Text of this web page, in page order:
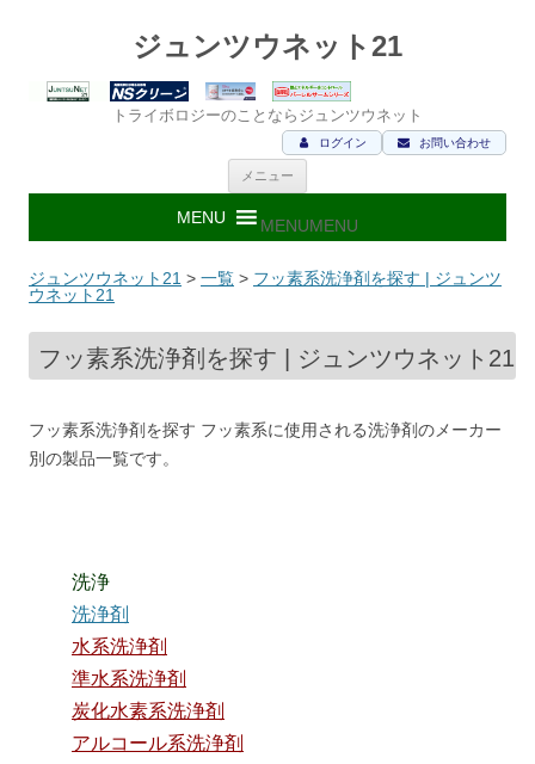
ジュンツウネット21
トライボロジーのことならジュンツウネット
お問い合わせ
ログイン
メニュー
ン
ツ
ス
キ
MENUMENU
ジュンツウネット21 > 一覧 > フッ素系洗浄剤を探す | ジュンツ
ウネット21
フッ素系洗浄剤を探す | ジュンツウネット21
フッ素系洗浄剤を探す フッ素系に使用される洗浄剤のメーカー
別の製品一覧です。
洗浄
洗浄剤
水系洗浄剤
準水系洗浄剤
炭化水素系洗浄剤
アルコール系洗浄剤